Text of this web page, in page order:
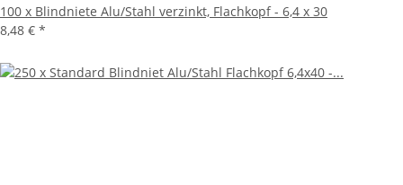
100 x Blindniete Alu/Stahl verzinkt, Flachkopf - 6,4 x 30
8,48 € *